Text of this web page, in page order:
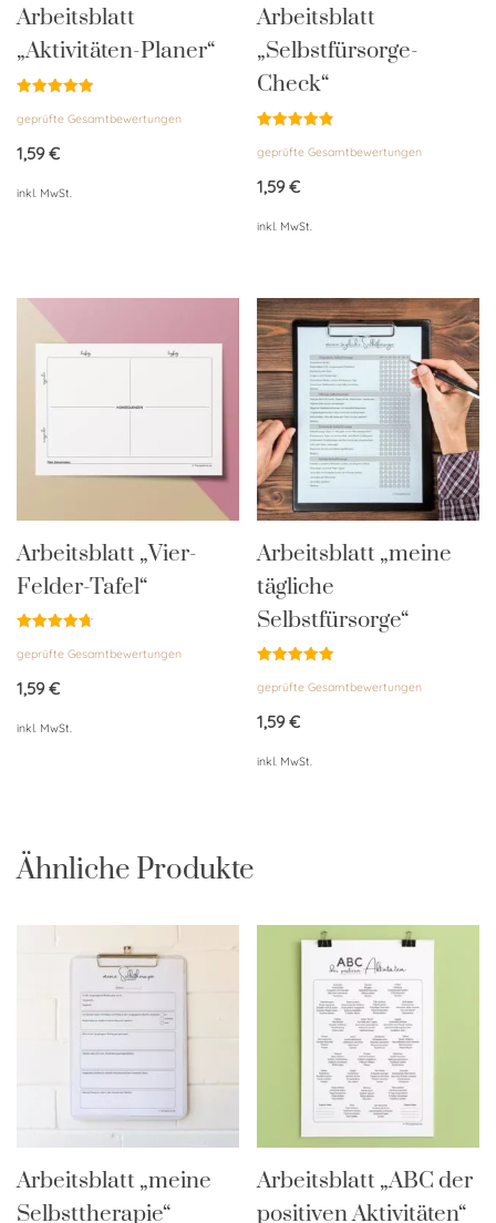
Arbeitsblatt
„Aktivitäten-Planer“
mit
von 5
geprüfte Gesamtbewertungen
1,59€
inkl. MwSt.
Arbeitsblatt
„Selbstfürsorge-
Check“
mit
von 5
geprüfte Gesamtbewertungen
1,59€
inkl. MwSt.
Arbeitsblatt „Vier-
Felder-Tafel“
mit
von 5
geprüfte Gesamtbewertungen
1,59€
inkl. MwSt.
Arbeitsblatt „meine
tägliche
Selbstfürsorge“
mit
von 5
geprüfte Gesamtbewertungen
1,59€
inkl. MwSt.
Ähnliche Produkte
Arbeitsblatt „meine
Selbsttherapie“
Arbeitsblatt „ABC der
positiven Aktivitäten“